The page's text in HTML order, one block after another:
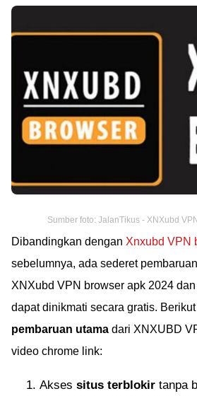
Sumber foto: JalanTikus - XNXubd
Dibandingkan dengan Xnxubd VPN
sebelumnya, ada sederet
XNXubd VPN browser apk 2024
dapat dinikmati secara gratis.
pembaruan utama dari XNXUBD
video chrome link:
Akses situs terblokir tanpa